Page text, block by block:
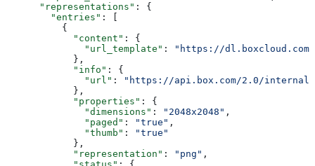
      "representations"
: {
        "entries"
: [
          {
            "content"
: {
              "url_template"
:
"https://dl.boxcloud.com/
            },
            "info"
: {
              "url"
:
"https://api.box.com/2.0/
            },
            "properties"
: {
              "dimensions"
: "2048x2048" ,
              "paged"
: "true" ,
              "thumb"
:
"true"
            },
            "representation"
: "png" ,